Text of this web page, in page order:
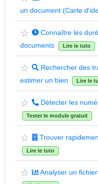
un document (Carte
☆
Connaître les
documents
Lire le tuto
☆
Rechercher des
estimer un bien
Lire le
☆ Détecter les
Tester le module gratuit
☆ Trouver
Lire le tuto
☆ Analyser un